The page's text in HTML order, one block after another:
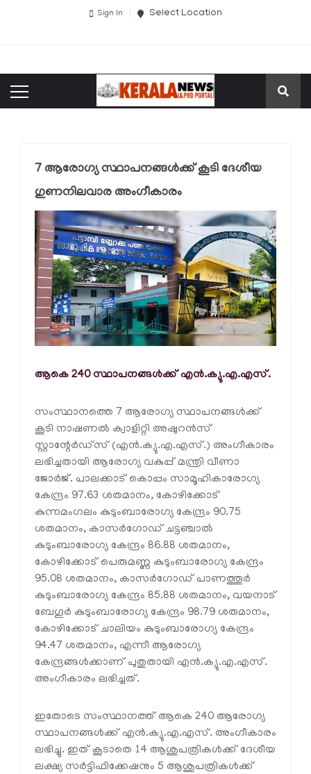
Sign In Select Location
7 ആരോഗ്യ സ്ഥാപനങ്ങള്‍ക്ക് കൂടി ദേശീയ
ഗുണനിലവാര അംഗീകാരം
ആകെ 240 സ്ഥാപനങ്ങള്‍ക്ക് എന്‍.ക്യു.എ.എസ്.
സംസ്ഥാനത്തെ 7 ആരോഗ്യ സ്ഥാപനങ്ങള്‍ക്ക്
കൂടി നാഷണല്‍ ക്വാളിറ്റി അഷുറന്‍സ്
സ്റ്റാന്റേര്‍ഡ്സ് (എന്‍.ക്യു.എ.എസ്.) അംഗീകാരം
ലഭിച്ചതായി ആരോഗ്യ വകുപ്പ് മന്ത്രി വീണാ
ജോര്‍ജ്. പാലക്കാട് കൊപ്പം സാമൂഹികാരോഗ്യ
കേന്ദ്രം 97.63 ശതമാനം, കോഴിക്കോട്
കുന്നമംഗലം കുടുംബാരോഗ്യ കേന്ദ്രം 90.75
ശതമാനം, കാസര്‍ഗോഡ് ചട്ടഞ്ചാല്‍
കുടുംബാരോഗ്യ കേന്ദ്രം 86.88 ശതമാനം,
കോഴിക്കോട് പെരുമണ്ണ കുടുംബാരോഗ്യ കേന്ദ്രം
95.08 ശതമാനം, കാസര്‍ഗോഡ് പാണത്തൂര്‍
കുടുംബാരോഗ്യ കേന്ദ്രം 85.88 ശതമാനം, വയനാട്
ബേഗൂര്‍ കുടുംബാരോഗ്യ കേന്ദ്രം 98.79 ശതമാനം,
കോഴിക്കോട് ചാലിയം കുടുംബാരോഗ്യ കേന്ദ്രം
94.47 ശതമാനം, എന്നീ ആരോഗ്യ
കേന്ദ്രങ്ങള്‍ക്കാണ് പുതുതായി എന്‍.ക്യു.എ.എസ്.
അംഗീകാരം ലഭിച്ചത്.
ഇതോടെ സംസ്ഥാനത്ത് ആകെ 240 ആരോഗ്യ
സ്ഥാപനങ്ങള്‍ക്ക് എന്‍.ക്യു.എ.എസ്. അംഗീകാരം
ലഭിച്ചു. ഇത് കൂടാതെ 14 ആശുപത്രികള്‍ക്ക് ദേശീയ
ലക്ഷ്യ സര്‍ട്ടിഫിക്കേഷനും 5 ആശുപത്രികള്‍ക്ക്